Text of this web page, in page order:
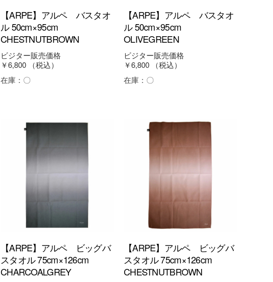
【ARPE】アルペ バスタオ
ル 50cm×95cm
CHESTNUTBROWN
ビジター販売価格
￥6,800
（税込）
在庫： 〇
【ARPE】アルペ バスタオ
ル 50cm×95cm
OLIVEGREEN
ビジター販売価格
￥6,800
（税込）
在庫： 〇
【ARPE】アルペ ビッグバ
スタオル 75cm×126cm
CHARCOALGREY
【ARPE】アルペ ビッグバ
スタオル 75cm×126cm
CHESTNUTBROWN